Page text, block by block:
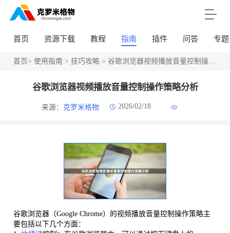
首页 资源下载 教程 指南 插件 问答 专题
首页> 使用指南 > 技巧攻略> 谷歌浏览器视频播放音量控制操作策略分析
谷歌浏览器视频播放音量控制操作策略分析
来源： 克罗米格物 2026/02/18
谷歌浏览器（Google Chrome）的视频播放音量控制操作策略主
要包括以下几个方面：